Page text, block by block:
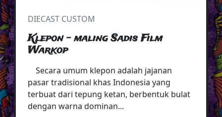
DIECAST CUSTOM
Klepon - maling Sadis Film
Warkop
Secara umum klepon adalah jajanan
pasar tradisional khas Indonesia yang
terbuat dari tepung ketan, berbentuk bulat
dengan warna dominan...